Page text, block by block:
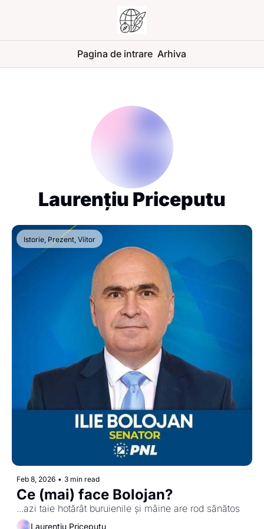
Pagina de intrare Arhiva
Laurențiu Priceputu
Istorie, Prezent, Viitor
Feb 8, 2026 • 3 min read
Ce (mai) face Bolojan?
...azi taie hotărât buruienile și mâine are rod sănătos
Laurențiu Priceputu